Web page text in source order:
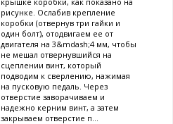
рисунке. Ослабив крепление
коробки (отвернув три гайки и
один болт), отодвигаем ее от
двигателя на 3&mdash;4 мм, чтобы
не мешал отвернувшийся на
сцеплении винт, который
подводим к сверлению, нажимая
на пусковую педаль. Через
отверстие заворачиваем и
надежно керним винт, а затем
закрываем отверстие п...